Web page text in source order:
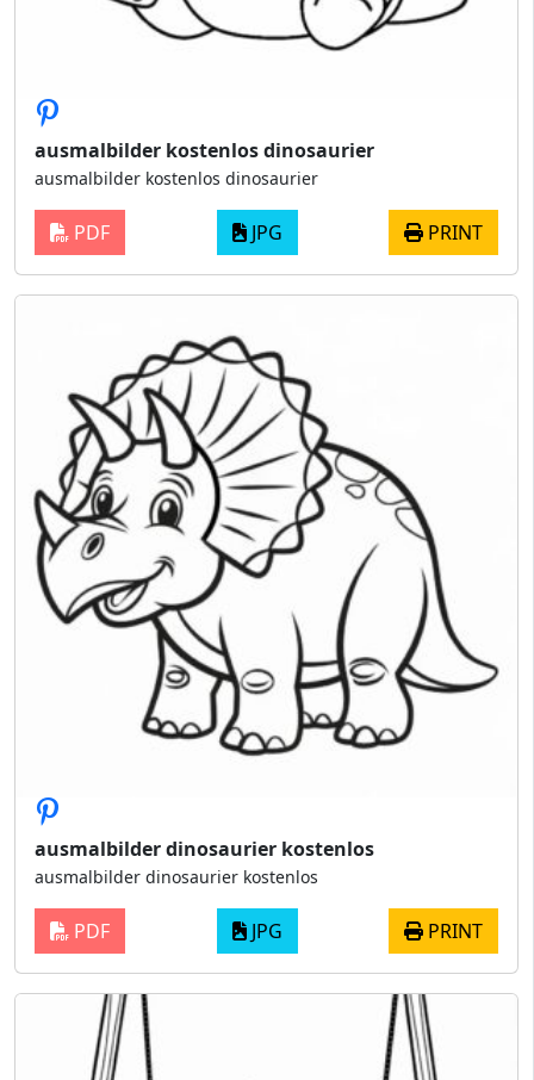
ausmalbilder kostenlos dinosaurier
ausmalbilder kostenlos dinosaurier
PDF JPG PRINT
ausmalbilder dinosaurier kostenlos
ausmalbilder dinosaurier kostenlos
PDF JPG PRINT